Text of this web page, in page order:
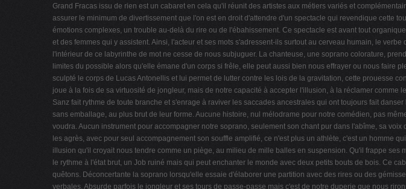
Grand Fracas issu de rien est un cabaret en cela qu'il réunit des artistes aux métiers variés et
assurer le minimum de divertissement que l'on est en droit d'attendre d'un spectacle qui revendique cette
émotions complexes, un trouble au-delà du rire ou de l'ébahissement. Ce spectacle est avant tout
et des femmes qui y assistent. Ainsi, l'acteur et ses mots s'adressent-ils surtout au cerveau humain, le
l'intérieur de ce labyrinthe de mot ne cesse de nous subjuguer. La chanteuse, une soprano colorature,
limites du possible alors qu'elle émane d'un corps si frêle, elle peut aussi bien nous effrayer ou nous faire
sculpté le corps de Lucas Antonellis et lui permet de lutter contre les lois de la gravitation, cette prouesse
joue à la fois de sa virtuosité de jongleur, mais de notre capacité à accepter l'illusion, à la réclamer
Sanz fait rythme de toute branche et s'enrage à raviver les saccades ancestrales qui ont toujours fait
sans emballage, au plus brut de leur forme. Aucune histoire, nul mélodrame pour notre comédien, pas
voudra. Aucun instrument pour accompagner notre soprano, seulement son chant pur dans l'abîme, sa
les agrès, avec pour seul accompagnement son souffle amplifié, ce n'est plus un athlète, c'est un homme
illusion qu'il croyait nous tendre comme un piège, au milieu de mille balles en suspension. Qu'il frappe
le rythme à l'état brut, un Job ruiné mais qui peut enchanter le monde avec deux petits bouts de bois. Ce
quêtons. Déconcertante la soprano lorsqu'elle essaie d'élaborer une partition avec des rires ou des
verbales. Absurde parfois le jongleur et ses tours de passe-passe mais c'est de notre duperie que nous